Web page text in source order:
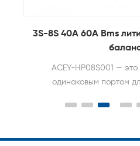
3S-8S 40A 60A Bms
ACEY-HP08S001 —
одинаковым портом